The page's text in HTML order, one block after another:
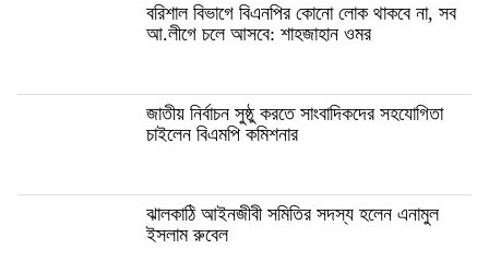
বরিশাল বিভাগে বিএনপির কোনো লোক থাকবে না, সব
আ.লীগে চলে আসবে: শাহজাহান ওমর
জাতীয় নির্বাচন সুষ্ঠু করতে সাংবাদিকদের সহযোগিতা
চাইলেন বিএমপি কমিশনার
ঝালকাঠি আইনজীবী সমিতির সদস্য হলেন এনামুল
ইসলাম রুবেল